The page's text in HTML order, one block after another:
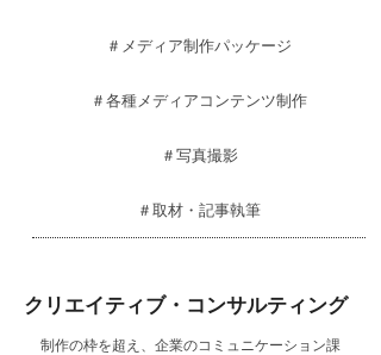
＃メディア制作パッケージ
＃各種メディアコンテンツ制作
＃写真撮影
​＃取材・記事執筆
クリエイティブ・コンサルティング
制作の枠を超え、企業のコミュニケーション課